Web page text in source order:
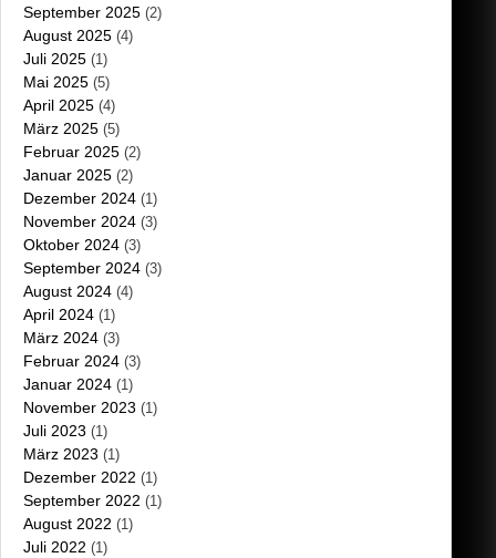
September 2025 (2)
August 2025 (4)
Juli 2025 (1)
Mai 2025 (5)
April 2025 (4)
März 2025 (5)
Februar 2025 (2)
Januar 2025 (2)
Dezember 2024 (1)
November 2024 (3)
Oktober 2024 (3)
September 2024 (3)
August 2024 (4)
April 2024 (1)
März 2024 (3)
Februar 2024 (3)
Januar 2024 (1)
November 2023 (1)
Juli 2023 (1)
März 2023 (1)
Dezember 2022 (1)
September 2022 (1)
August 2022 (1)
Juli 2022 (1)